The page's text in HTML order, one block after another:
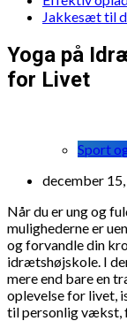
Jakkesæt til
Yoga på
for Livet
Sport
december
Når du er ung og
mulighederne er
og forvandle din
idrætshøjskole. I
mere end bare en
oplevelse for livet,
til personlig vækst,